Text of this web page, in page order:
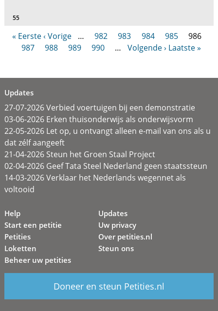
55
« Eerste ‹ Vorige … 982 983 984 985
986
987
988 989 990 … Volgende › Laatste »
Updates
27-07-2026 Verbied voertuigen bij een demonstratie
03-06-2026 Erken thuisonderwijs als onderwijsvorm
22-05-2026 Let op, u ontvangt alleen e-mail van ons als u
dat zélf aangeeft
21-04-2026 Steun het Groen Staal Project
02-04-2026 Geef Tata Steel Nederland geen staatssteun
14-03-2026 Verklaar het Nederlands wegennet als
voltooid
Help
Start een petitie
Petities
Loketten
Beheer uw petities
Updates
Uw privacy
Over petities.nl
Steun ons
Doneer en steun Petities.nl